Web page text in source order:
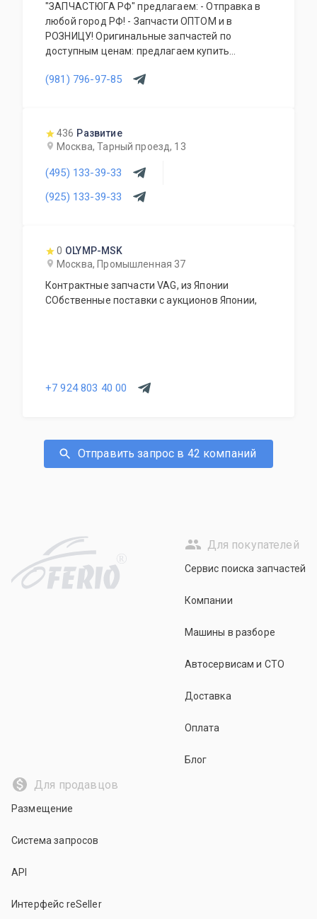
"ЗАПЧАСТЮГА РФ" предлагаем: - Отправка в
любой город РФ! - Запчасти ОПТОМ и в
РОЗНИЦУ! Оригинальные запчастей по
доступным ценам: предлагаем купить
фонари, подвеску, крылья передние и задние,
привода, подрамники, рулевые рейки и др,
(981) 796-97-85
436 Развитие
Москва, Тарный проезд, 13
(495) 133-39-33
(925) 133-39-33
0 OLYMP-MSK
Москва, Промышленная 37
Контрактные запчасти VAG, из Японии
СОбственные поставки с аукционов Японии,
+7 924 803 40 00
Отправить запрос в 42 компаний
R
Для покупателей
Сервис поиска запчастей
Компании
Машины в разборе
Автосервисам и СТО
Доставка
Оплата
Блог
Для продавцов
Размещение
Система запросов
API
Интерфейс reSeller